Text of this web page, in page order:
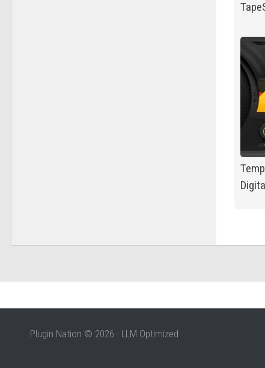
Plugin Nation © 2026 - LLM Optimized